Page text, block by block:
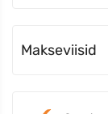
Makseviisid